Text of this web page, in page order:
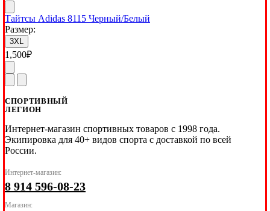
Тайтсы Adidas 8115 Черный/Белый
Размер:
3XL
1,500₽
СПОРТИВНЫЙ
ЛЕГИОН
Интернет-магазин спортивных товаров с 1998 года.
Экипировка для 40+ видов спорта с доставкой по всей
России.
Интернет-магазин:
8 914 596-08-23
Магазин: